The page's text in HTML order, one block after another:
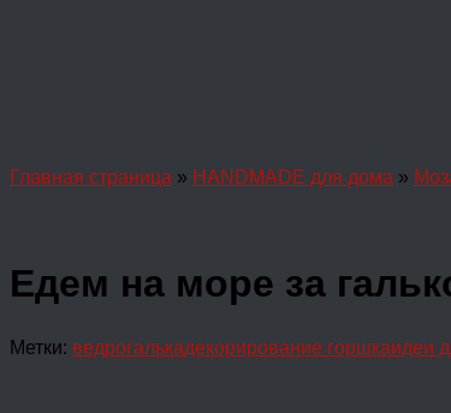
Главная страница » HANDMADE для дома »
Едем на море за
Метки: ведрогалькадекорирование горшкаидеи